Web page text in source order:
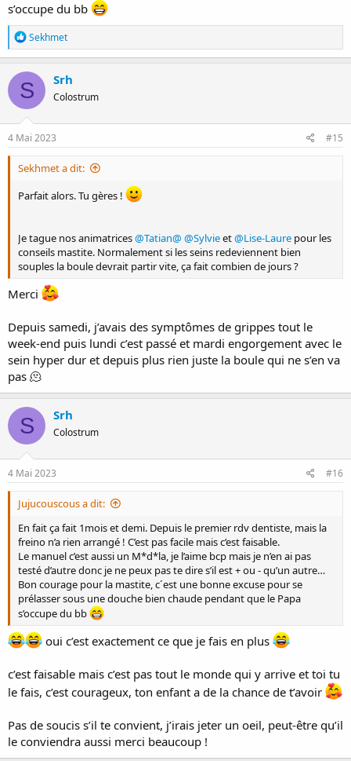
s’occupe du bb
R
é
a
c
t
i
o
n
s
Sekhmet
S Srh
Colostrum
4 Mai 2023 #15
Sekhmet a dit:
Parfait alors. Tu gères !
Je tague nos animatrices@Tatian@ @Sylvieet@Lise-Laure pour les
conseils mastite. Normalement si les seins redeviennent bien
souples la boule devrait partir vite, ça fait combien de jours ?
Merci
Depuis samedi, j’avais des symptômes de grippes tout le
week-end puis lundi c’est passé et mardi engorgement avec le
sein hyper dur et depuis plus rien juste la boule qui ne s’en va
pas 🫠
S Srh
Colostrum
4 Mai 2023 #16
Jujucouscous a dit:
En fait ça fait 1mois et demi. Depuis le premier rdv dentiste, mais la
freino n’a rien arrangé ! C’est pas facile mais c’est faisable.
Le manuel c’est aussi un M*d*la, je l’aime bcp mais je n’en ai pas
testé d’autre donc je ne peux pas te dire s’il est + ou - qu’un autre…
Bon courage pour la mastite, c´est une bonne excuse pour se
prélasser sous une douche bien chaude pendant que le Papa
s’occupe du bb
oui c’est exactement ce que je fais en plus
c’est faisable mais c’est pas tout le monde qui y arrive et toi tu
le fais, c’est courageux, ton enfant a de la chance de t’avoir
Pas de soucis s’il te convient, j’irais jeter un oeil, peut-être qu’il
le conviendra aussi merci beaucoup !